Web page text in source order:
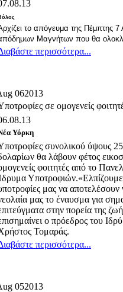
το απόγευμα της Πέμπτης
Μαγνήτων που θα
περισσότερα...
062013
σε ομογενείς
Υόρκη
συνολικού ύψους
θα λάβουν φέτος
φοιτητές από το
Υποτροφιών.«Ελπίζουμε
μας να αποτελέσουν
μας το έναυσμα για
στην πορεία της
ο πρόεδρος του
Τομαράς.
περισσότερα...
052013